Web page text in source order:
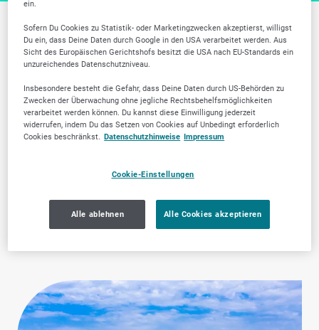
Weitere Branchen in
Hanau
ein.
Sofern Du Cookies zu Statistik- oder Marketingzwecken akzeptierst, willigst
Du ein, dass Deine Daten durch Google in den USA verarbeitet werden. Aus
Sicht des Europäischen Gerichtshofs besitzt die USA nach EU-Standards ein
unzureichendes Datenschutzniveau.
Insbesondere besteht die Gefahr, dass Deine Daten durch US-Behörden zu
Zwecken der Überwachung ohne jegliche Rechtsbehelfsmöglichkeiten
verarbeitet werden können. Du kannst diese Einwilligung jederzeit
widerrufen, indem Du das Setzen von Cookies auf Unbedingt erforderlich
Cookies beschränkst. Datenschutzhinweise Impressum
Cookie-Einstellungen
Alle ablehnen Alle Cookies akzeptieren